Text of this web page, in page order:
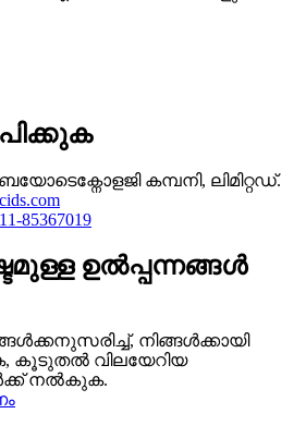
കമ്പനി, ലിമിറ്റഡ്.
85367019
ഉൽപ്പന്നങ്ങൾ
നിങ്ങൾക്കായി
കൂടുതൽ വിലയേറിയ
നൽകുക.